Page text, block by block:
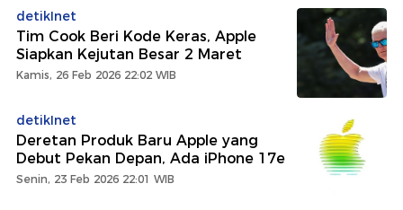
detikInet
Tim Cook Beri Kode Keras, Apple
Siapkan Kejutan Besar 2 Maret
Kamis, 26 Feb 2026 22:02 WIB
detikInet
Deretan Produk Baru Apple yang
Debut Pekan Depan, Ada iPhone 17e
Senin, 23 Feb 2026 22:01 WIB